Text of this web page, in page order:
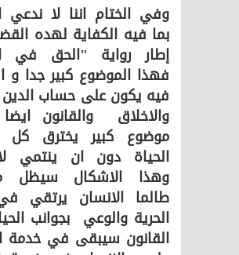
وفي الختام اننا لا ندعي
بما فيه الكفاية لهده
إطار رواية "الحق في
فهذا الموضوع كبير جدا و
فيه يكون على حساب
والاخلاق والقانون
موضوع كبير يخترق كل
الحياة دون ان ينتمي
وهذا الاشكال سيظل
طالما الانسان يرتقي
الحرية والوعي بجوانب
القانون سيبقى في خدمة